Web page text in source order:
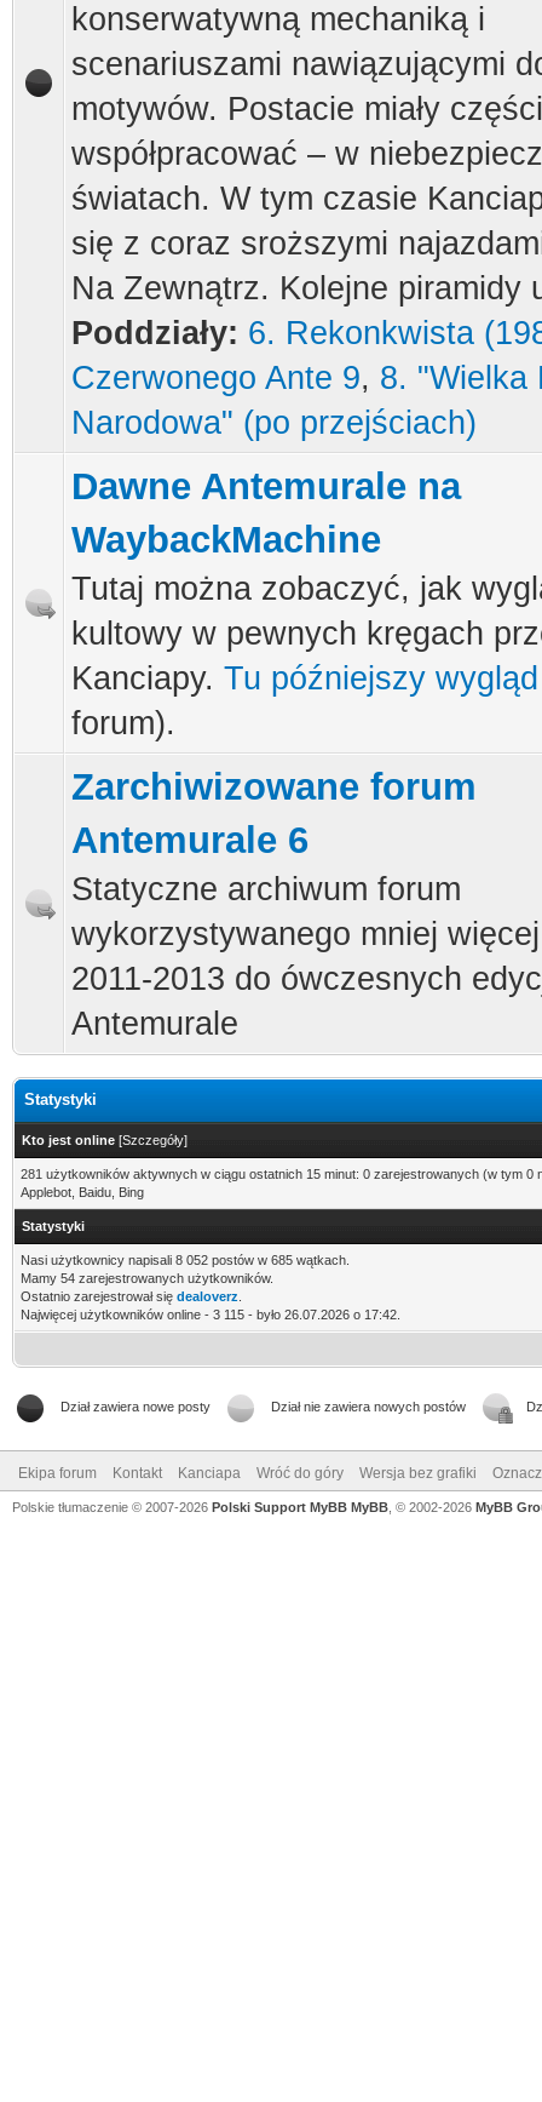
konserwatywną mechaniką i
scenariuszami nawiązującymi
motywów. Postacie miały
współpracować – w
światach. W tym czasie
się z coraz sroższymi
Na Zewnątrz. Kolejne piramidy
Poddziały: 6. Rekonkwista
Czerwonego Ante 9, 8. "Wielka
Narodowa" (po przejściach)
Dawne Antemurale na
WaybackMachine
Tutaj można zobaczyć, jak
kultowy w pewnych kręgach
Kanciapy. Tu późniejszy wygląd
forum).
Zarchiwizowane forum
Antemurale 6
Statyczne archiwum forum
wykorzystywanego mniej
2011-2013 do ówczesnych
Antemurale
Statystyki
Kto jest online [Szczegóły]
281 użytkowników aktywnych w ciągu ostatnich 15 minut: 0 zarejestrowanych (w tym 0
Applebot, Baidu, Bing
Statystyki
Nasi użytkownicy napisali 8 052 postów w 685 wątkach.
Mamy 54 zarejestrowanych użytkowników.
Ostatnio zarejestrował się dealoverz
Najwięcej użytkowników online - 3 115 - było 26.07.2026 o 17:42.
Dział zawiera nowe posty Dział nie zawiera nowych postów
Ekipa forum Kontakt Kanciapa Wróć do góry Wersja bez grafiki
Polskie tłumaczenie © 2007-2026 Polski Support MyBB MyBB , © 2002-2026 MyBB